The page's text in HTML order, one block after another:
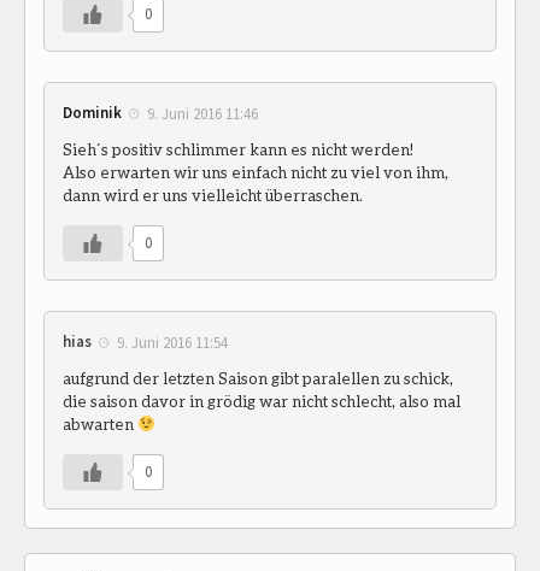
0
Dominik 9. Juni 2016 11:46
Sieh´s positiv schlimmer kann es nicht werden!
Also erwarten wir uns einfach nicht zu viel von ihm,
dann wird er uns vielleicht überraschen.
0
hias 9. Juni 2016 11:54
aufgrund der letzten Saison gibt paralellen zu schick,
die saison davor in grödig war nicht schlecht, also mal
abwarten
0